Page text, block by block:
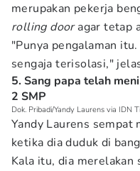
merupakan pekerja
rolling dooragar tetap
"Punya pengalaman
sengaja terisolasi,"
5. Sang papa telah
2 SMP
Dok. Pribadi/Yandy Laurens via IDN
Yandy Laurens sempat
ketika dia duduk di
Kala itu, dia merelakan